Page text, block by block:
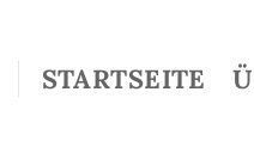
Inhalt
springen
STARTSEITE